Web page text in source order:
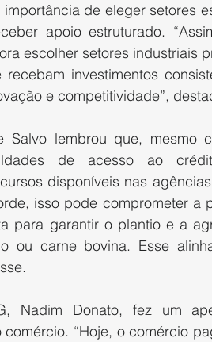
de eleger setores
apoio estruturado.
escolher setores industriais
investimentos
e competitividade”,
Salvo lembrou que, mesmo
de acesso ao
disponíveis nas
isso pode comprometer a
para garantir o plantio e a
ou carne bovina. Esse
Nadim Donato, fez um
“Hoje, o comércio